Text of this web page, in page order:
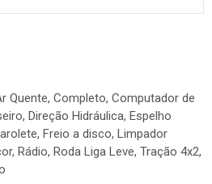
Quente, Completo, Computador de
Direção Hidráulica, Espelho
Freio a disco, Limpador
Rádio, Roda Liga Leve, Tração 4x2,